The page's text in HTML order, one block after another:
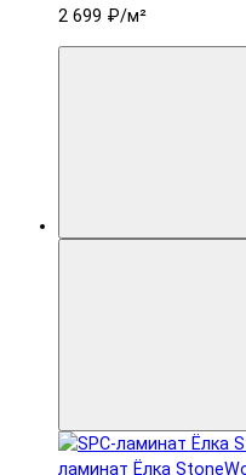
2 699 ₽/м²
ламинат Ëлка